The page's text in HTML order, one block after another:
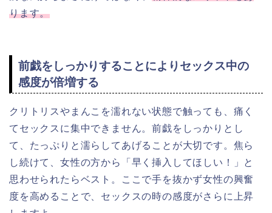
ります。
前戯をしっかりすることによりセックス中の
感度が倍増する
クリトリスやまんこを濡れない状態で触っても、痛く
てセックスに集中できません。前戯をしっかりとし
て、たっぷりと濡らしてあげることが大切です。焦ら
し続けて、女性の方から「早く挿入してほしい！」と
思わせられたらベスト。ここで手を抜かず女性の興奮
度を高めることで、セックスの時の感度がさらに上昇